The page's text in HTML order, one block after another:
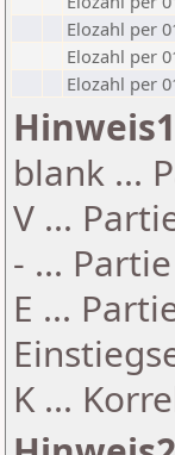
Elozahl per
Elozahl per
Elozahl per
Hinweis1
blank ...
V ...
- ...
E ...
K ...